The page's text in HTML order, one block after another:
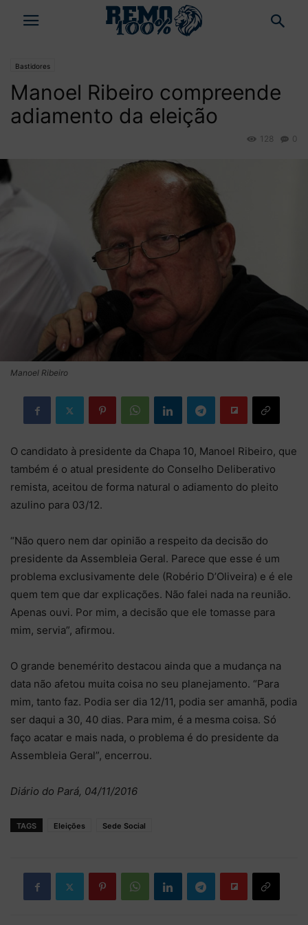
Bastidores
Manoel Ribeiro compreende
adiamento da eleição
0
128
Manoel Ribeiro
O candidato à presidente da Chapa 10, Manoel Ribeiro, que
também é o atual presidente do Conselho Deliberativo
remista, aceitou de forma natural o adiamento do pleito
azulino para 03/12.
“Não quero nem dar opinião a respeito da decisão do
presidente da Assembleia Geral. Parece que esse é um
problema exclusivamente dele (Robério D’Oliveira) e é ele
quem tem que dar explicações. Não falei nada na reunião.
Apenas ouvi. Por mim, a decisão que ele tomasse para
mim, servia”, afirmou.
O grande benemérito destacou ainda que a mudança na
data não afetou muita coisa no seu planejamento. “Para
mim, tanto faz. Podia ser dia 12/11, podia ser amanhã, podia
ser daqui a 30, 40 dias. Para mim, é a mesma coisa. Só
faço acatar e mais nada, o problema é do presidente da
Assembleia Geral”, encerrou.
Diário do Pará, 04/11/2016
TAGS Eleições Sede Social